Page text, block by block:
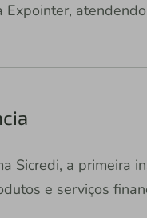
Sicredi, a primeira
e serviços